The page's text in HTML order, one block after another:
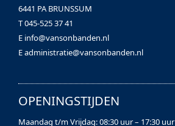
6441 PA BRUNSSUM
T 045-525 37 41
E info@vansonbanden.nl
Eadministratie@vansonbanden.nl
OPENINGSTIJDEN
Maandag t/m Vrijdag: 08:30 uur – 17:30 uur